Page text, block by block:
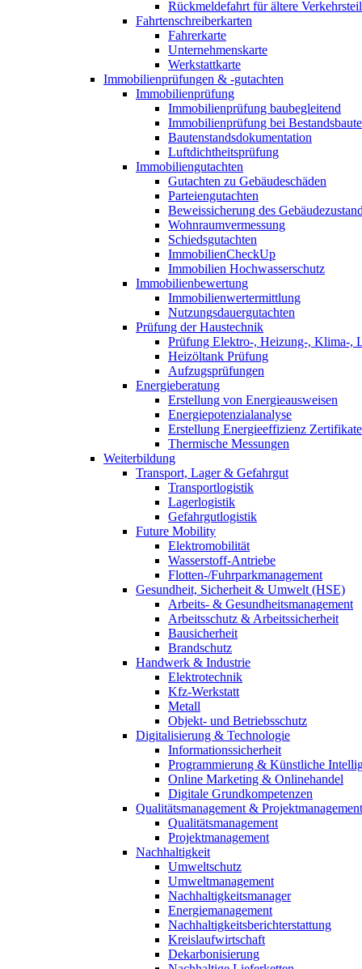
Rückmeldefahrt für ältere
Fahrtenschreiberkarten
Fahrerkarte
Unternehmenskarte
Werkstattkarte
Immobilienprüfungen & -gutachten
Immobilienprüfung
Immobilienprüfung baubegleitend
Immobilienprüfung bei
Bautenstandsdokumentation
Luftdichtheitsprüfung
Immobiliengutachten
Gutachten zu Gebäudeschäden
Parteiengutachten
Beweissicherung des
Wohnraumvermessung
Schiedsgutachten
ImmobilienCheckUp
Immobilien Hochwasserschutz
Immobilienbewertung
Immobilienwertermittlung
Nutzungsdauergutachten
Prüfung der Haustechnik
Prüfung Elektro-, Heizung-, Klima-,
Heizöltank Prüfung
Aufzugsprüfungen
Energieberatung
Erstellung von Energieausweisen
Energiepotenzialanalyse
Erstellung Energieeffizienz Zertifikate
Thermische Messungen
Weiterbildung
Transport, Lager & Gefahrgut
Transportlogistik
Lagerlogistik
Gefahrgutlogistik
Future Mobility
Elektromobilität
Wasserstoff-Antriebe
Flotten-/Fuhrparkmanagement
Gesundheit, Sicherheit & Umwelt (HSE)
Arbeits- & Gesundheitsmanagement
Arbeitsschutz & Arbeitssicherheit
Bausicherheit
Brandschutz
Handwerk & Industrie
Elektrotechnik
Kfz-Werkstatt
Metall
Objekt- und Betriebsschutz
Digitalisierung & Technologie
Informationssicherheit
Programmierung & Künstliche
Online Marketing & Onlinehandel
Digitale Grundkompetenzen
Qualitätsmanagement & Projektmanagement
Qualitätsmanagement
Projektmanagement
Nachhaltigkeit
Umweltschutz
Umweltmanagement
Nachhaltigkeitsmanager
Energiemanagement
Nachhaltigkeitsberichterstattung
Kreislaufwirtschaft
Dekarbonisierung